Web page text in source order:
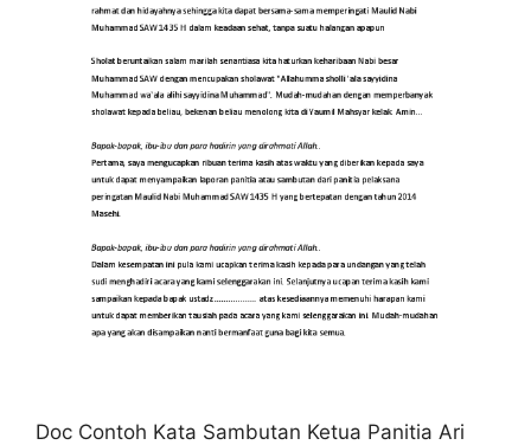
Doc Contoh Kata Sambutan Ketua Panitia Ari